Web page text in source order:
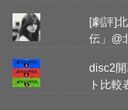
[劇評]
伝」@
disc2
ト比較